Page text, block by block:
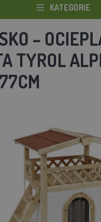
KATEGORIE
–
TYROL